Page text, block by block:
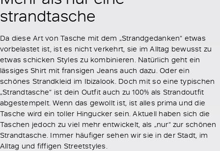
strandtasche
Da diese Art von Tasche mit dem „Strandgedanken“ etwas
vorbelastet ist, ist es nicht verkehrt, sie im Alltag bewusst zu
etwas schicken Styles zu kombinieren. Natürlich geht ein
lässiges Shirt mit fransigen Jeans auch dazu. Oder ein
schönes Strandkleid im Ibizalook. Doch mit so eine typischen
„Strandtasche“ ist dein Outfit auch zu 100% als Strandoutfit
abgestempelt. Wenn das gewollt ist, ist alles prima und die
Tasche wird ein toller Hingucker sein. Aktuell haben sich die
Taschen jedoch zu viel mehr entwickelt, als „nur“ zur schönen
Strandtasche. Immer häufiger sehen wir sie in der Stadt, im
Alltag und fiffigen Streetstyles.